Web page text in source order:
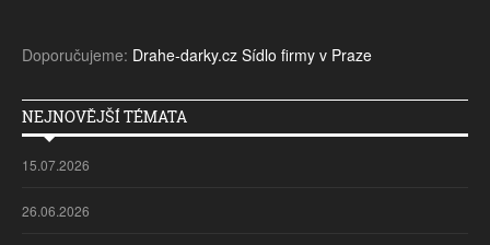
Doporučujeme: Drahe-darky.cz Sídlo firmy v Praze
NEJNOVĚJŠÍ TÉMATA
15.07.2026
26.06.2026